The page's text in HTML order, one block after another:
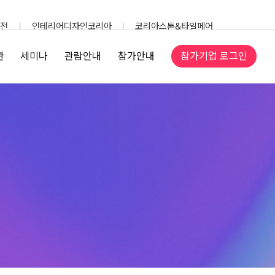
인테리어디자인코리아
코리아스톤&타일페어
세미나 관람안내 참가안내 참가기업 로그인